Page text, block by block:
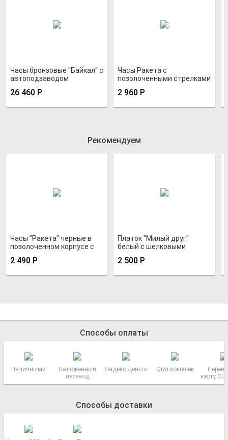
Часы бронзовые "Байкал" с
автоподзаводом
26 460 Р
Часы Ракета с
позолоченными стрелками
зеленые
2 960 Р
Рекомендуем
Часы "Ракета" черные в
позолоченном корпусе с
2 490 Р
Платок "Милый друг"
белый с шелковыми
2 500 Р
Способы оплаты
Наличными
Наложенный
перевод
Яндекс.Деньги Qiwi кошелек
карту
Способы доставки